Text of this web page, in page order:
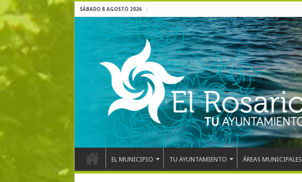
SÁBADO 8 AGOSTO 2026
EL MUNICIPIO TU AYUNTAMIENTO ÁREAS MUNICIPALES